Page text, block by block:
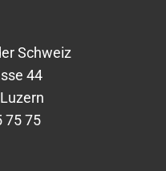
Schweiz
44
75 75